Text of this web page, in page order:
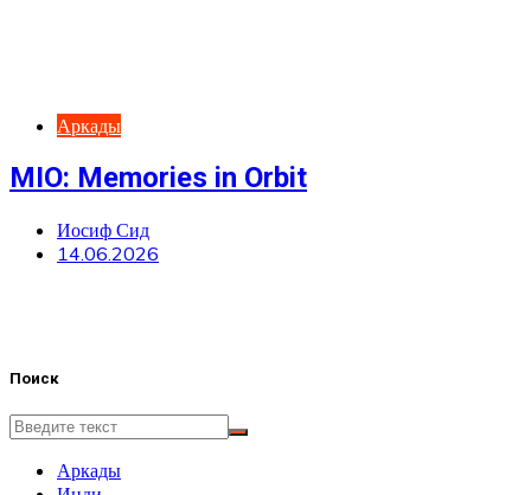
Аркады
MIO: Memories in Orbit
Иосиф Сид
14.06.2026
Поиск
Аркады